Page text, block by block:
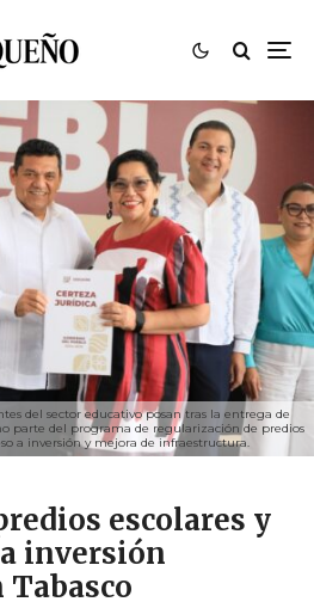
del sector educativo posan tras la entrega de
parte del programa de regularización de predios
a inversión y mejora de infraestructura.
escolares y
inversión
Tabasco